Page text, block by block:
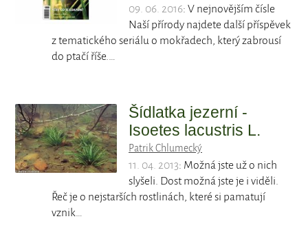
09. 06. 2016: V nejnovějším čísle
Naší přírody najdete další příspěvek
z tematického seriálu o mokřadech, který zabrousí
do ptačí říše.…
Šídlatka jezerní -
Isoetes lacustris L.
Patrik Chlumecký
11. 04. 2013: Možná jste už o nich
slyšeli. Dost možná jste je i viděli.
Řeč je o nejstarších rostlinách, které si pamatují
vznik…